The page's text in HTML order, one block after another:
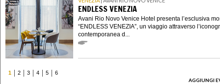
ENDLESS VENEZIA
Avani Rio Novo Venice Hotel presenta l’esclusiva
“ENDLESS VENEZIA”, un viaggio attraverso
contemporanea d...
1 2 3 4 5
6
AGGIUNGI